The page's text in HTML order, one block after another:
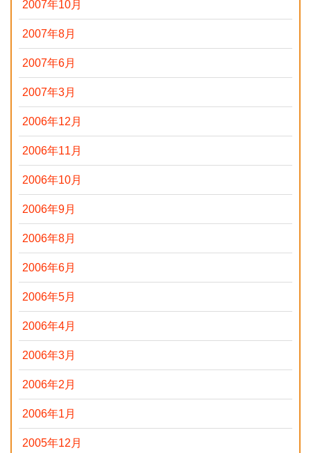
2007年10月
2007年8月
2007年6月
2007年3月
2006年12月
2006年11月
2006年10月
2006年9月
2006年8月
2006年6月
2006年5月
2006年4月
2006年3月
2006年2月
2006年1月
2005年12月